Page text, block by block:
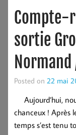
Compte-
sortie
Posted on 22 mai
Aujourd’hui,
chanceux ! Après
temps s’est tenu